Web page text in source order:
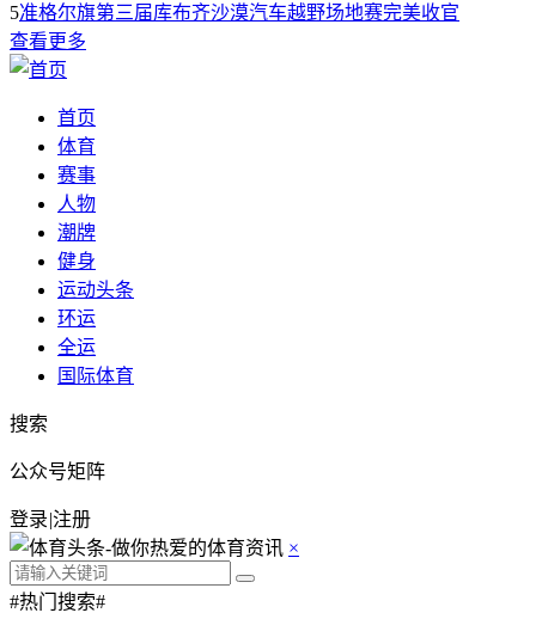
5准格尔旗第三届库布齐沙漠汽车越野场地赛完美收官
查看更多
首页
体育
赛事
人物
潮牌
健身
运动头条
环运
全运
国际体育
搜索
公众号矩阵
登录|注册
×
#热门搜索#